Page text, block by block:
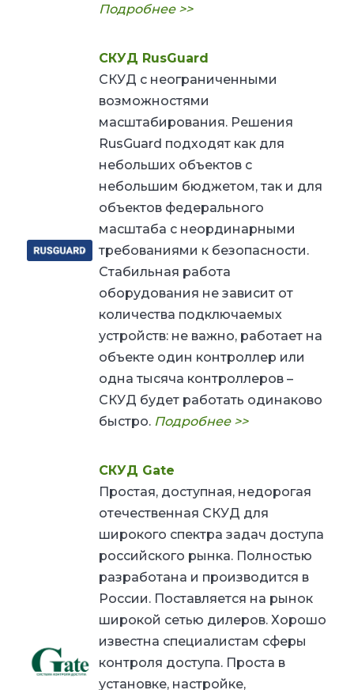
Подробнее >>
СКУД RusGuard
СКУД с неограниченными
возможностями
масштабирования. Решения
RusGuard подходят как для
небольших объектов с
небольшим бюджетом, так и для
объектов федерального
масштаба с неординарными
требованиями к безопасности.
Стабильная работа
оборудования не зависит от
количества подключаемых
устройств: не важно, работает на
объекте один контроллер или
одна тысяча контроллеров –
СКУД будет работать одинаково
быстро. Подробнее >>
СКУД Gate
Простая, доступная, недорогая
отечественная СКУД для
широкого спектра задач доступа
российского рынка. Полностью
разработана и производится в
России. Поставляется на рынок
широкой сетью дилеров. Хорошо
известна специалистам сферы
контроля доступа. Проста в
установке, настройке,